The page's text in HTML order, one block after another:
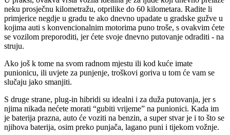
neku prosječnu kilometražu, otprilike do 60 kilometara. Radite li
primjerice negdje u gradu te ako dnevno upadate u gradske gužve u
kojima auti s konvencionalnim motorima puno troše, s ovakvim ćete
se vozilom preporoditi, jer ćete svoje dnevno putovanje odraditi - na
struju.
Ako još k tome na svom radnom mjestu ili kod kuće imate
punionicu, ili uvjete za punjenje, troškovi goriva u tom će vam se
slučaju jako smanjiti.
S druge strane, plug-in hibridi su idealni i za duža putovanja, jer s
njima nikada nećete morati “gubiti vrijeme” na punionici. Kada im
je baterija prazna, auto će voziti na benzin, a super stvar je i to što se
njihova baterija, osim preko punjača, lagano puni i tijekom vožnje.